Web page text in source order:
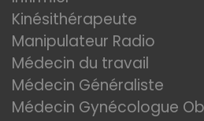
Kinésithérapeute
Manipulateur Radio
Médecin du travail
Médecin Généraliste
Médecin Gynécologue